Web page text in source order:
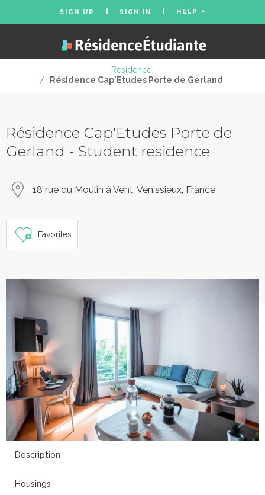
SIGN UP SIGN IN HELP
Residence
/
Résidence Cap'Etudes Porte de Gerland
Résidence Cap'Etudes Porte de
Gerland - Student residence
18 rue du Moulin à Vent, Vénissieux, France
Favorites
Description
Housings